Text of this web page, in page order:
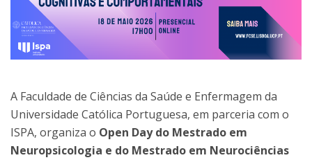
A Faculdade de Ciências da Saúde e Enfermagem da
Universidade Católica Portuguesa, em parceria com o
ISPA, organiza o Open Day do Mestrado em
Neuropsicologia e do Mestrado em Neurociências